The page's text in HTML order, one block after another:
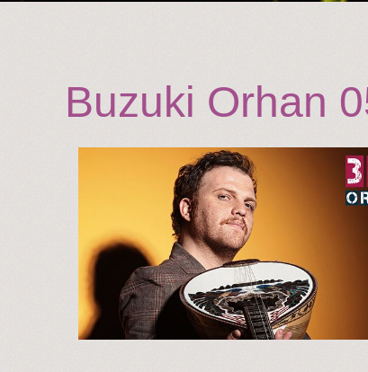
Buzuki Orhan